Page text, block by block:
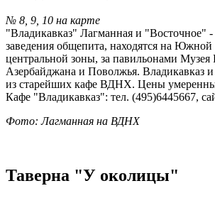
№ 8, 9, 10 на карте
"Владикавказ" Лагманная и "Восточное" -
заведения общепита, находятся на Южной
центральной зоны, за павильонами Музея
Азербайджана и Поволжья. Владикавказ
из старейших кафе ВДНХ. Цены
Кафе "Владикавказ": тел. (495)6445667,
Фото: Лагманная на ВДНХ
Таверна "У околицы"